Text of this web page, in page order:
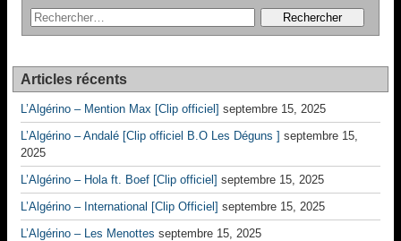
Articles récents
L’Algérino – Mention Max [Clip officiel] septembre 15, 2025
L’Algérino – Andalé [Clip officiel B.O Les Déguns ] septembre 15,
2025
L’Algérino – Hola ft. Boef [Clip officiel] septembre 15, 2025
L’Algérino – International [Clip Officiel] septembre 15, 2025
L’Algérino – Les Menottes septembre 15, 2025